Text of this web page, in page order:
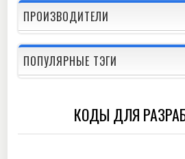
ПРОИЗВОДИТЕЛИ
ПОПУЛЯРНЫЕ ТЭГИ
КОДЫ ДЛЯ